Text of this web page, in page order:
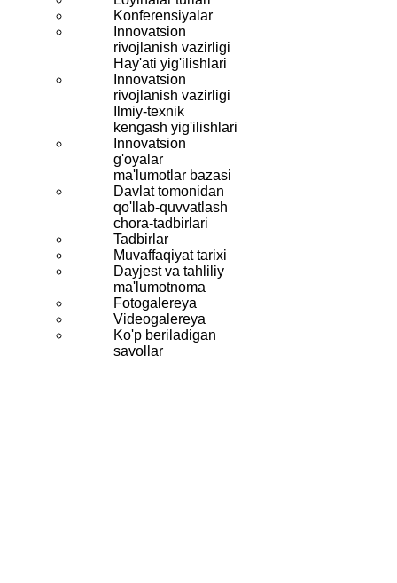
Konferensiyalar
Innovatsion
rivojlanish vazirligi
Hay'ati yig'ilishlari
Innovatsion
rivojlanish vazirligi
Ilmiy-texnik
kengash yig'ilishlari
Innovatsion
g'oyalar
ma'lumotlar bazasi
Davlat tomonidan
qo'llab-quvvatlash
chora-tadbirlari
Tadbirlar
Muvaffaqiyat tarixi
Dayjest va tahliliy
ma'lumotnoma
Fotogalereya
Videogalereya
Ko'p beriladigan
savollar